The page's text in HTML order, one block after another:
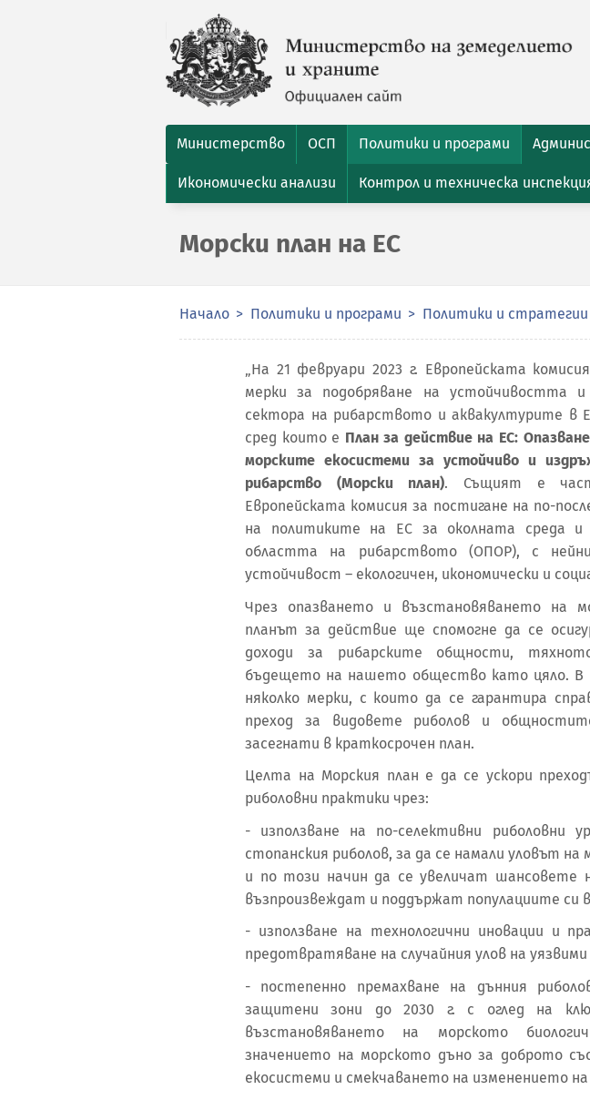
Министерство ОСП Политики и програми
Икономически анализи Контрол и техническа
Морски план на ЕС
Начало Политики и програми Политики и стратегии
„На 21 февруари 2023 г. Европейската
мерки за подобряване на устойчивостта
сектора на рибарството и аквакултурите в
сред които е План за действие на ЕС:
морските екосистеми за устойчиво и
рибарство (Морски план). Същият е
Европейската комисия за постигане на по-
на политиките на ЕС за околната среда
областта на рибарството (ОПОР), с
устойчивост – екологичен, икономически и
Чрез опазването и възстановяването на
планът за действие ще спомогне да се
доходи за рибарските общности,
бъдещето на нашето общество като цяло. В
няколко мерки, с които да се гарантира
преход за видовете риболов и
засегнати в краткосрочен план.
Целта на Морския план е да се ускори
риболовни практики чрез:
- използване на по-селективни риболовни
стопанския риболов, за да се намали уловът на
и по този начин да се увеличат шансовете
възпроизвеждат и поддържат популациите си
- използване на технологични иновации и
предотвратяване на случайния улов на уязвими
- постепенно премахване на дънния
защитени зони до 2030 г. с оглед на
възстановяването на морското
значението на морското дъно за доброто
екосистеми и смекчаването на изменението